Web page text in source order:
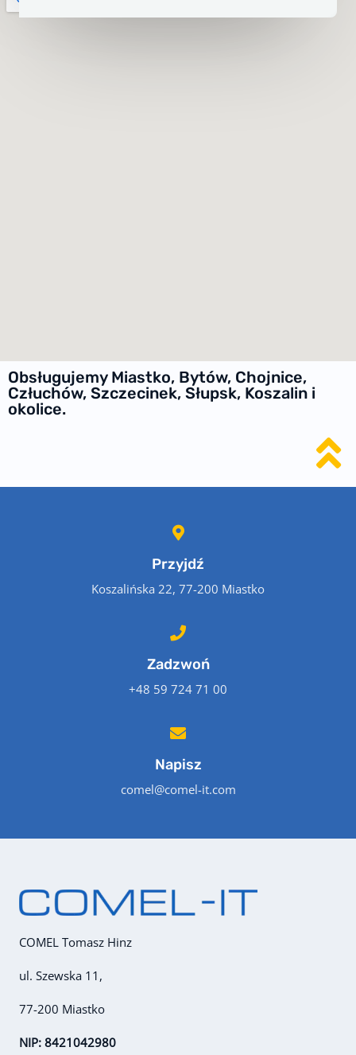
Obsługujemy Miastko, Bytów, Chojnice,
Człuchów, Szczecinek, Słupsk, Koszalin i
okolice.
Przyjdź
Koszalińska 22, 77-200 Miastko
Zadzwoń
+48 59 724 71 00
Napisz
comel@comel-it.com
COMEL Tomasz Hinz
ul. Szewska 11,
77-200 Miastko
NIP: 8421042980